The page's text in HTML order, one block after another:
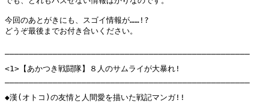
今回のあとがきにも、スゴイ情報が……!?
どうぞ最後までお付き合いください。
<1>【あかつき戦闘隊】８人のサムライが大暴れ!
◆漢(オトコ)の友情と人間愛を描いた戦記マンガ!!